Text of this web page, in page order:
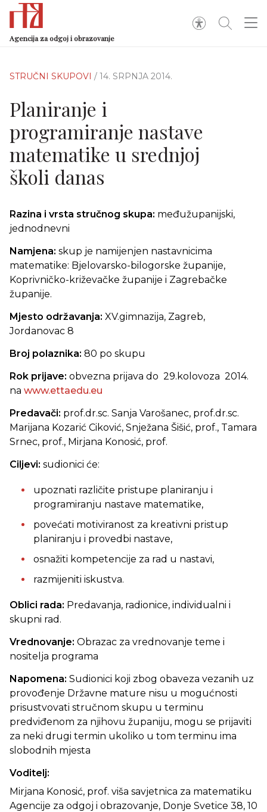
Agencija za odgoj i obrazovanje
STRUČNI SKUPOVI / 14. SRPNJA 2014.
Planiranje i
programiranje nastave
matematike u srednjoj
školi danas
Razina i vrsta stručnog skupa: međužupanijski,
jednodnevni
Namjena: skup je namijenjen nastavnicima
matematike: Bjelovarsko-bilogorske županije,
Koprivničko-križevačke županije i Zagrebačke
županije.
Mjesto održavanja: XV.gimnazija, Zagreb,
Jordanovac 8
Broj polaznika: 80 po skupu
Rok prijave: obvezna prijava do 29.kolovoza 2014.
na www.ettaedu.eu
Predavači: prof.dr.sc. Sanja Varošanec, prof.dr.sc.
Marijana Kozarić Ciković, Snježana Šišić, prof., Tamara
Srnec, prof., Mirjana Konosić, prof.
Ciljevi: sudionici će:
upoznati različite pristupe planiranju i
programiranju nastave matematike,
povećati motiviranost za kreativni pristup
planiranju i provedbi nastave,
osnažiti kompetencije za rad u nastavi,
razmijeniti iskustva.
Oblici rada: Predavanja, radionice, individualni i
skupni rad.
Vrednovanje: Obrazac za vrednovanje teme i
nositelja programa
Napomena: Sudionici koji zbog obaveza vezanih uz
provođenje Državne mature nisu u mogućnosti
prisustvovati stručnom skupu u terminu
predviđenom za njihovu županiju, mogu se prijaviti
za neki drugi termin ukoliko u tom terminu ima
slobodnih mjesta
Voditelj:
Mirjana Konosić, prof. viša savjetnica za matematiku
Agencije za odgoj i obrazovanje, Donje Svetice 38, 10